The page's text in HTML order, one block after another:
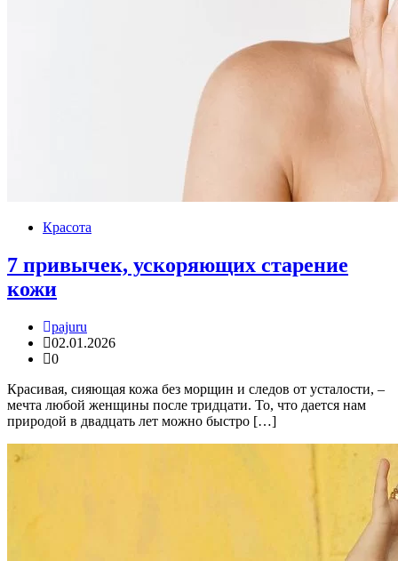
Красота
7 привычек, ускоряющих старение
кожи
pajuru
02.01.2026
0
Красивая, сияющая кожа без морщин и следов от усталости, –
мечта любой женщины после тридцати. То, что дается нам
природой в двадцать лет можно быстро […]